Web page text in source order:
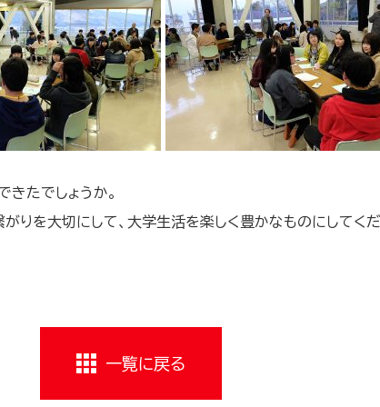
たでしょうか。
りを大切にして、大学生活を楽しく豊かなものにしてく
一覧に戻る